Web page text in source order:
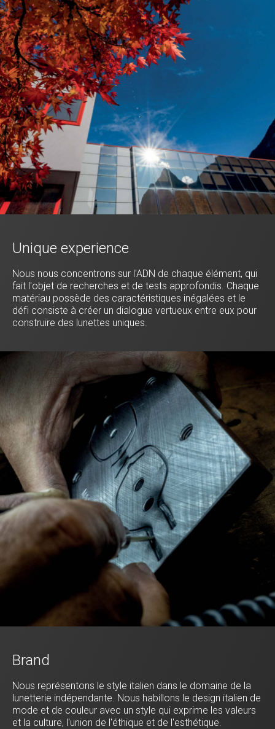
Unique experience
Nous nous concentrons sur l'ADN de chaque élément, qui
fait l'objet de recherches et de tests approfondis. Chaque
matériau possède des caractéristiques inégalées et le
défi consiste à créer un dialogue vertueux entre eux pour
construire des lunettes uniques.
Brand
Nous représentons le style italien dans le domaine de la
lunetterie indépendante. Nous habillons le design italien de
mode et de couleur avec un style qui exprime les valeurs
et la culture, l'union de l'éthique et de l'esthétique.